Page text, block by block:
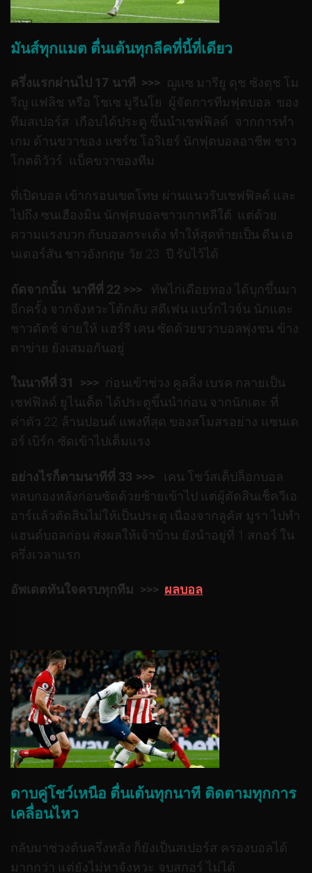
มันส์ทุกแมต ตื่นเต้นทุกลีคที่นี้ที่เดียว
ครึ่งแรกผ่านไป 17 นาที >>> ฌูแซ มารียู ดุช ซังตุช โม
รีญู แฟลิช หรือ โชเซ มูรีนโย ผู้จัดการทีมฟุตบอล ของ
ทีมสเปอร์ส เกือบได้ประตู ขึ้นนำเชฟฟิลด์ จากการทำ
เกม ด้านขวาของ แซร์ช โอริเยร์ นักฟุตบอลอาชีพ ชาว
โกตดิวัวร์ แบ็คขวาของทีม
ที่เปิดบอล เข้ากรอบเขตโทษ ผ่านแนวรับเชฟฟิลด์ และ
ไปถึง ซนเฮืองมิน นักฟุตบอลชาวเกาหลีใต้ แต่ด้วย
ความแรงบวก กับบอลกระเด้ง ทำให้สุดท้ายเป็น ดีน เฮ
นเดอร์สัน ชาวอังกฤษ วัย 23 ปี รับไว้ได้
ถัดจากนั้น นาทีที่ 22 >>>
ทัพไก่เดือยทอง ได้บุกขึ้นมา
อีกครั้ง จากจังหวะโต้กลับ สตีเฟน แบร์กไวจ์น นักแตะ
ชาวดัตช์ จ่ายให้ แฮร์รี เคน ซัดด้วยขวาบอลพุ่งชน ข้าง
ตาข่าย ยังเสมอกันอยู่
ในนาทีที่ 31 >>> ก่อนเข้าช่วง คูลลิ่ง เบรค กลายเป็น
เชฟฟิลด์ ยูไนเต็ด ได้ประตูขึ้นนำก่อน จากนักเตะ ที่
ค่าตัว 22 ล้านปอนด์ แพงที่สุด ของสโมสรอย่าง แซนเด
อร์ เบิร์ก ซัดเข้าไปเต็มแรง
อย่างไรก็ตามนาทีที่ 33 >>>
เคน โชว์สเต็ปล็อกบอล
หลบกองหลังก่อนซัดด้วยซ้ายเข้าไป แต่ผู้ตัดสินเช็ควีเอ
อาร์แล้วตัดสินไม่ให้เป็นประตู เนื่องจากลูคัส มูรา ไปทำ
แฮนด์บอลก่อน ส่งผลให้เจ้าบ้าน ยังนำอยู่ที่ 1 สกอร์ ใน
ครึ่งเวลาแรก
อัพเดตทันใจครบทุกทีม >>> ผลบอล
ดาบคู่โชว์เหนือ ตื่นเต้นทุกนาที ติดตามทุกการ
เคลื่อนไหว
กลับมาช่วงต้นครึ่งหลัง ก็ยังเป็นสเปอร์ส ครองบอลได้
มากกว่า แต่ยังไม่หาจังหวะ จบสกอร์ ไม่ได้